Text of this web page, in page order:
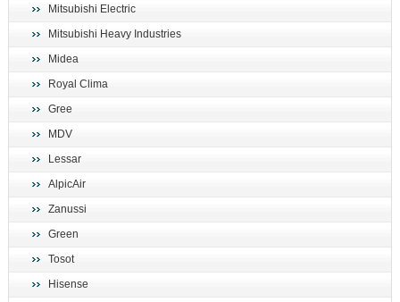
Mitsubishi Electric
Mitsubishi Heavy Industries
Midea
Royal Clima
Gree
MDV
Lessar
AlpicAir
Zanussi
Green
Tosot
Hisense